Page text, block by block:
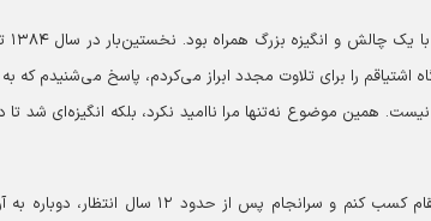
این نکته
را برای تلاوت مجدد ابراز می‌کردم، پاسخ می‌شنیدم که
همین موضوع نه‌تنها مرا ناامید نکرد، بلکه انگیزه‌ای شد تا
با تلاش بسیار و انجام مقدماتی توانستم در مسابقات بین‌المللی تونس مقام کسب کنم و سرانجام پس از حدود ۱۲